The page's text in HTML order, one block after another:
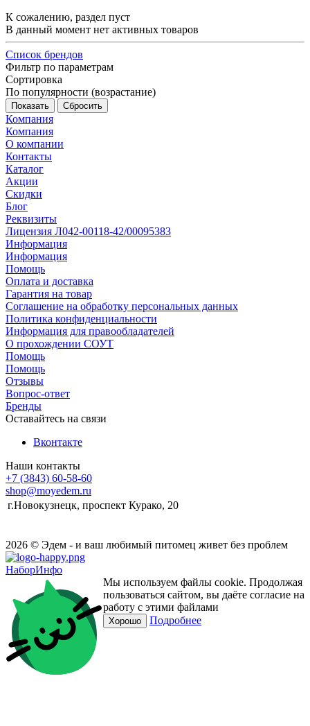
К сожалению, раздел пуст
В данный момент нет активных товаров
Список брендов
Фильтр по параметрам
Сортировка
По популярности (возрастание)
Сбросить
Компания
Компания
О компании
Контакты
Каталог
Акции
Скидки
Блог
Реквизиты
Лицензия Л042-00118-42/00095383
Информация
Информация
Помощь
Оплата и доставка
Гарантия на товар
Соглашение на обработку персональных данных
Политика конфиденциальности
Информация для правообладателей
О прохождении СОУТ
Помощь
Помощь
Отзывы
Вопрос-ответ
Бренды
Оставайтесь на связи
Вконтакте
Наши контакты
+7 (3843) 60-58-60
shop@moyedem.ru
г.Новокузнецк, проспект Курако, 20
2026 © Эдем - и ваш любимый питомец живет без проблем
НаборИнфо
Мы используем файлы cookie. Продолжая
пользоваться сайтом, вы даёте согласие на
работу с этими файлами
Хорошо Подробнее